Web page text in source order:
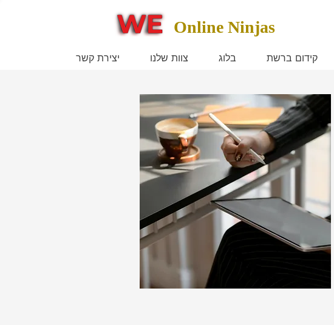
Online Ninjas
קידום ברשת בלוג צוות שלנו יצירת קשר